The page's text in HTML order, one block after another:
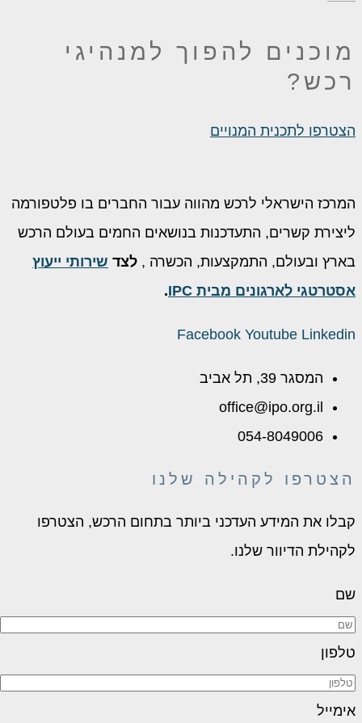
מוכנים להפוך למנהיגי
רכש?
הצטרפו לתכנית המנויים
המרכז הישראלי לרכש מהווה עבור החברים בו פלטפורמה
ליצירת קשרים, התעדכנות בנושאים החמים בעולם הרכש
בארץ ובעולם, התמקצעות, הכשרה , לצד שירותי ייעוץ
אסטרטגי לארגונים מבית IPC
.
Facebook Youtube Linkedin
המסגר 39, תל אביב
office@ipo.org.il
054-8049006
הצטרפו לקהילה שלנו
קבלו את המידע העדכני ביותר בתחום הרכש, הצטרפו
לקהילת הדיוור שלנו.
שם
טלפון
אימייל